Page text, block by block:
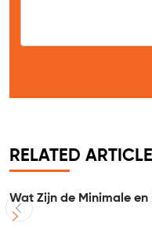
RELATED
Wat Zijn de Minimale